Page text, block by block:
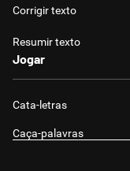
Corrigir texto
Resumir texto
Jogar
Cata-letras
Caça-palavras